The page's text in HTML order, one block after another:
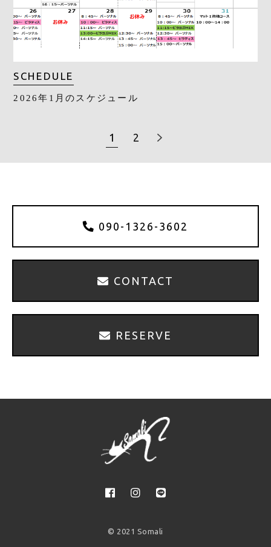
SCHEDULE
2026年1月のスケジュール
1 2
090-1326-3602
CONTACT
RESERVE
© 2021 Somali